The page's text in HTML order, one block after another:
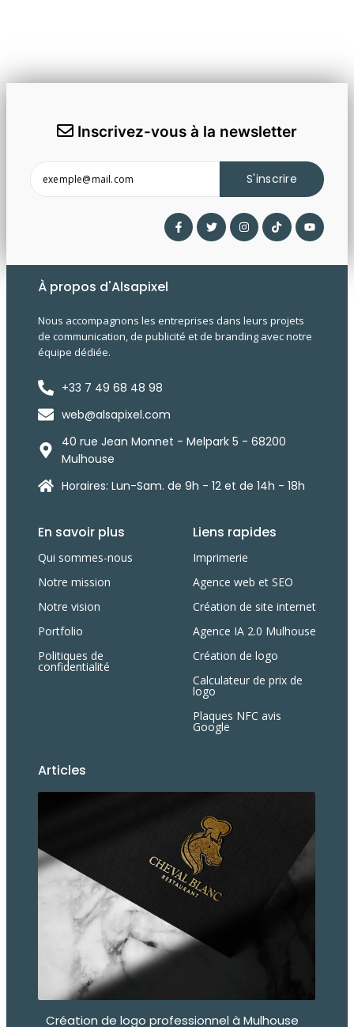
Inscrivez-vous à la newsletter
S'inscrire
À propos d'Alsapixel
Nous accompagnons les entreprises dans leurs projets
de communication, de publicité et de branding avec notre
équipe dédiée.
+33 7 49 68 48 98
web@alsapixel.com
40 rue Jean Monnet - Melpark 5 - 68200
Mulhouse
Horaires: Lun-Sam. de 9h - 12 et de 14h - 18h
En savoir plus
Qui sommes-nous
Notre mission
Notre vision
Portfolio
Politiques de
confidentialité
Liens rapides
Imprimerie
Agence web et SEO
Création de site internet
Agence IA 2.0 Mulhouse
Création de logo
Calculateur de prix de
logo
Plaques NFC avis
Google
Articles
Création de logo professionnel à Mulhouse